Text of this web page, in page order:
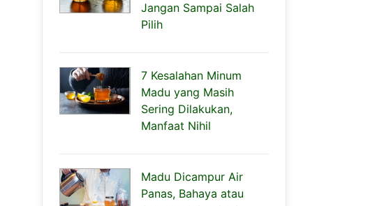
Jangan Sampai Salah
Pilih
7 Kesalahan Minum
Madu yang Masih
Sering Dilakukan,
Manfaat Nihil
Madu Dicampur Air
Panas, Bahaya atau